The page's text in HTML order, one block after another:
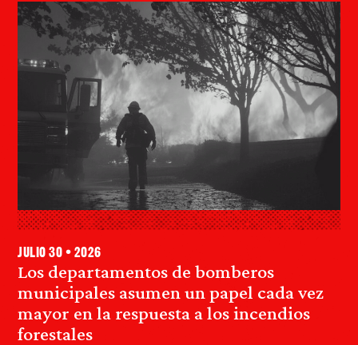
Los departamentos de bomberos
municipales asumen un papel cada vez
mayor en la respuesta a los incendios
forestales
julio 30 • 2026